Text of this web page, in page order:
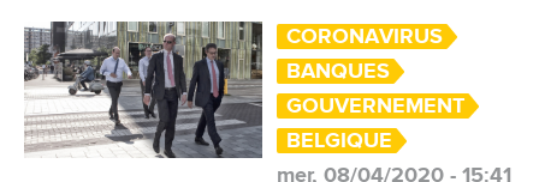
CORONAVIRUS
BANQUES
GOUVERNEMENT
BELGIQUE
mer, 08/04/2020 - 15:41